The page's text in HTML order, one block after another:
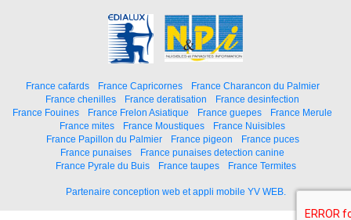
France cafards France Capricornes
France Charancon du Palmier
France chenilles
France deratisation
France desinfection
France Fouines
France Frelon Asiatique France guepes
France Merule
France mites
France Moustiques
France Nuisibles
France Papillon du Palmier
France pigeon
France puces
France punaises
France punaises detection canine
France Pyrale du Buis
France taupes France Termites
Partenaire conception web et appli mobile YV WEB.